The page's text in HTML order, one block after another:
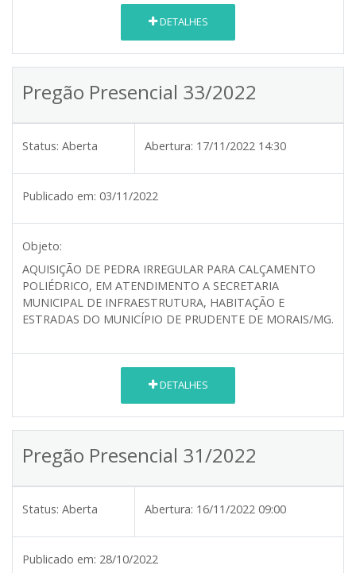
DETALHES
Pregão Presencial 33/2022
Status: Aberta Abertura: 17/11/2022 14:30
Publicado em: 03/11/2022
Objeto:
AQUISIÇÃO DE PEDRA IRREGULAR PARA CALÇAMENTO
POLIÉDRICO, EM ATENDIMENTO A SECRETARIA
MUNICIPAL DE INFRAESTRUTURA, HABITAÇÃO E
ESTRADAS DO MUNICÍPIO DE PRUDENTE DE MORAIS/MG.
DETALHES
Pregão Presencial 31/2022
Status: Aberta Abertura: 16/11/2022 09:00
Publicado em: 28/10/2022